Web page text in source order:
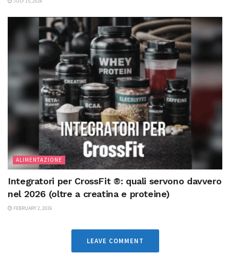
ALIMENTAZIONE
Integratori per CrossFit ®: quali servono davvero
nel 2026 (oltre a creatina e proteine)
FEBRUARY 2, 2026
LEAVE COMMENT